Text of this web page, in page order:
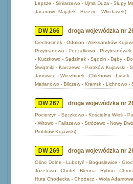
Lepsze - Siniarzewo - Ujma Duża - Słupy
Jaranowo-Majątek - Brzezie - Włocławek)
DW 266 droga wojewódzka nr
Ciechocinek - Odolion - Aleksandrów
Przybranowo - Poczałkowo -
- Kuczkowo - Sędzinek - Sędzin - Dęby -
Świątniki - Karczewo - Piotrków Kujawski -
Janowice - Wierzbinek - Chlebowo - Łysek
Marianowo - Bilczew - Kramsk - Lichnowo -
DW 267 droga wojewódzka nr
Pocierzyn - Sęczkowo - Kościelna Wieś -
- Witowo - Faliszewo - Stróżewo - Nowy
Piotrków Kujawski)
DW 269 droga wojewódzka nr
Ośno Dolne - Lubotyń - Bogusławice -
Józefowo - Chotel - Błenna - Rybno -
Huta Chodecka - Chodecz - Wola